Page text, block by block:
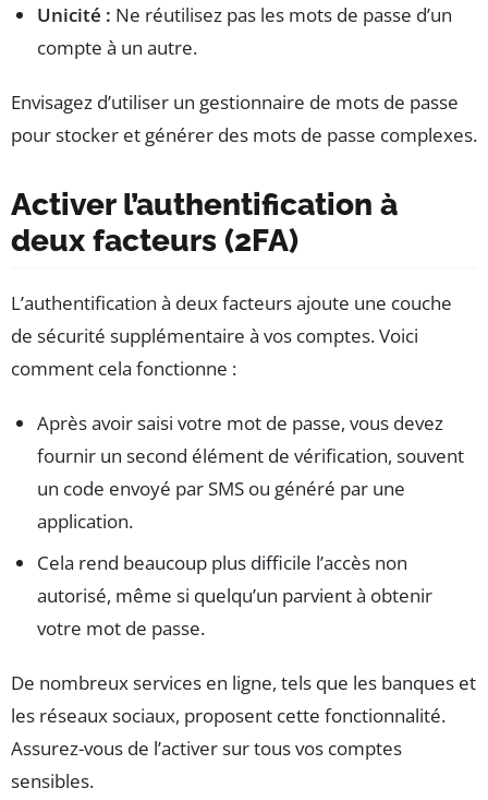
Unicité : Ne réutilisez pas les mots de passe d’un
compte à un autre.
Envisagez d’utiliser un gestionnaire de mots de passe
pour stocker et générer des mots de passe complexes.
Activer l’authentification à
deux facteurs (2FA)
L’authentification à deux facteurs ajoute une couche
de sécurité supplémentaire à vos comptes. Voici
comment cela fonctionne :
Après avoir saisi votre mot de passe, vous devez
fournir un second élément de vérification, souvent
un code envoyé par SMS ou généré par une
application.
Cela rend beaucoup plus difficile l’accès non
autorisé, même si quelqu’un parvient à obtenir
votre mot de passe.
De nombreux services en ligne, tels que les banques et
les réseaux sociaux, proposent cette fonctionnalité.
Assurez-vous de l’activer sur tous vos comptes
sensibles.